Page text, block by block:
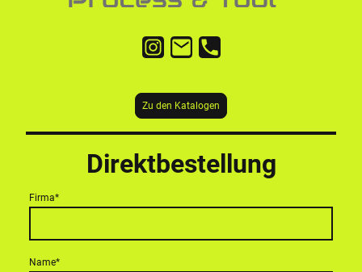
Zu den Katalogen
Direktbestellung
Firma*
Name*